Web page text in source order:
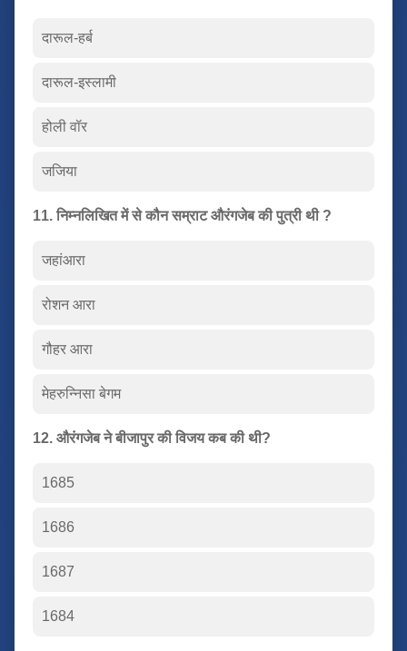
दारूल-हर्ब
दारूल-इस्लामी
होली वॉर
जजिया
11. निम्नलिखित में से कौन सम्राट औरंगजेब की पुत्री थी ?
जहांआरा
रोशन आरा
गौहर आरा
मेहरुन्निसा बेगम
12. औरंगजेब ने बीजापुर की विजय कब की थी?
1685
1686
1687
1684